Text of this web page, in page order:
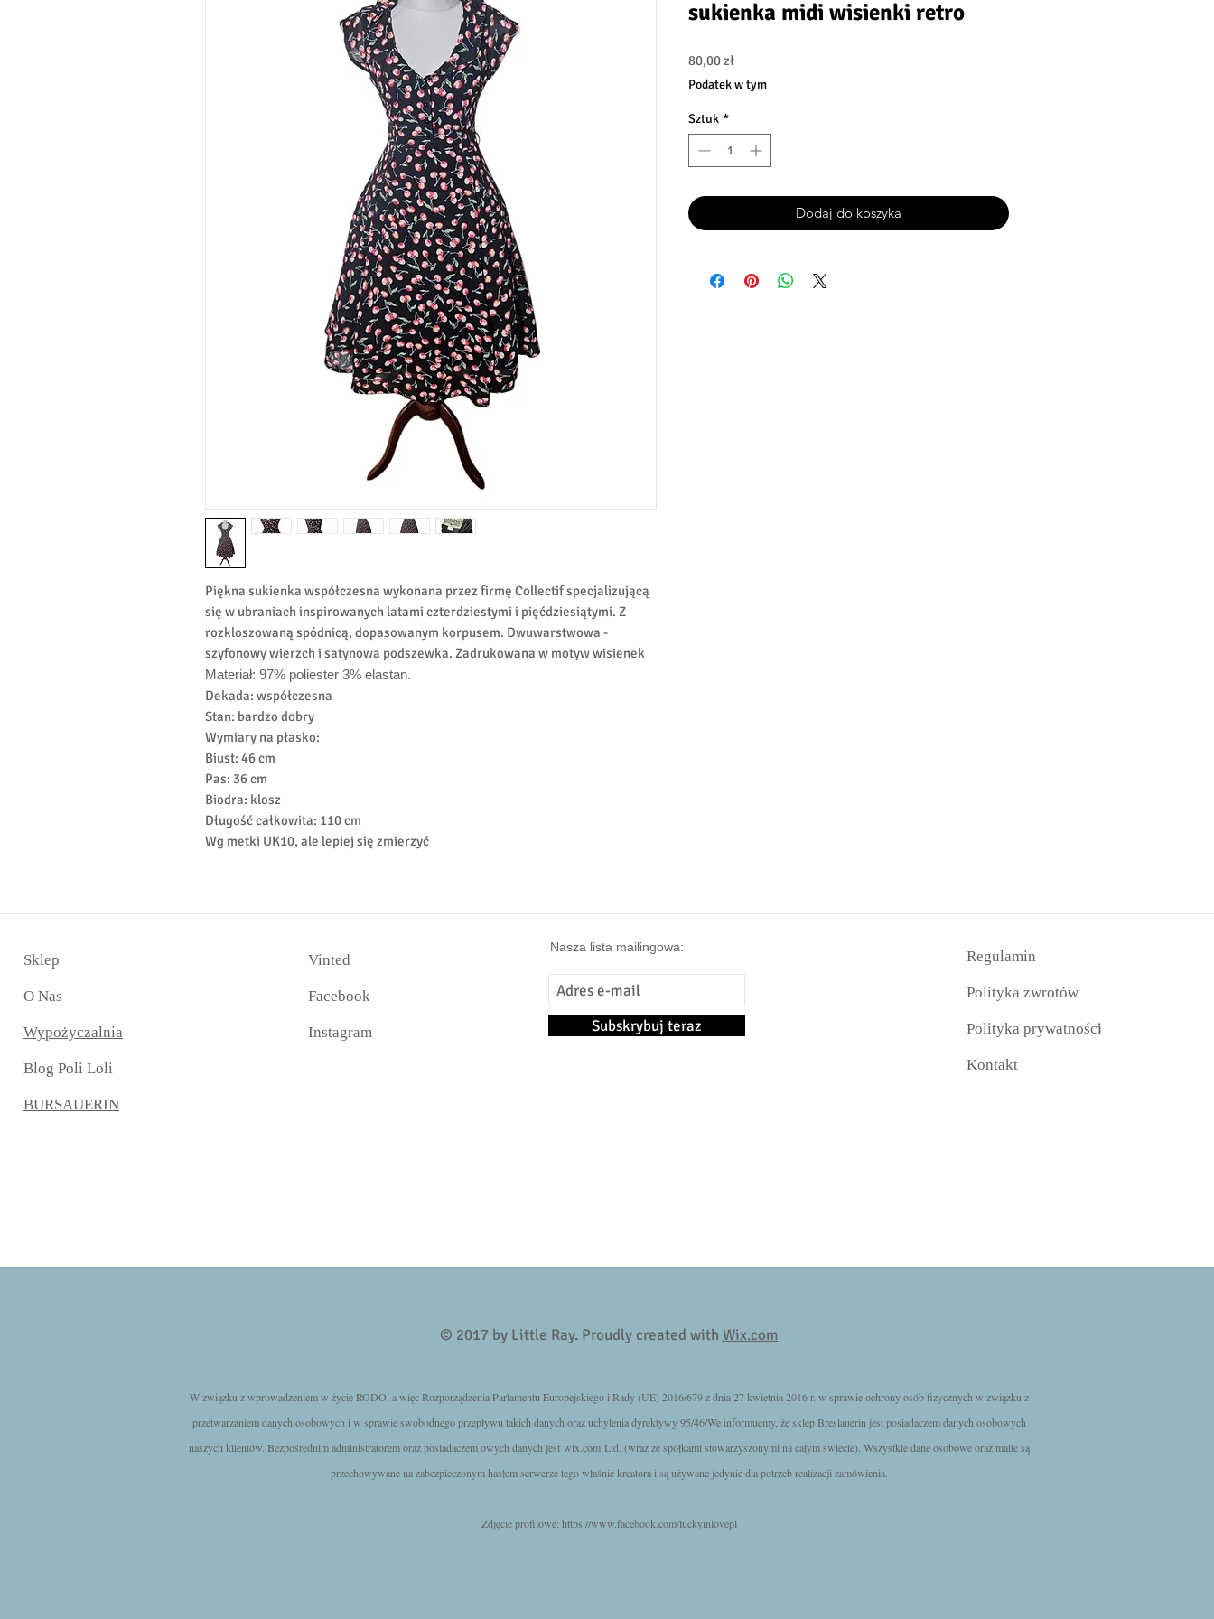
Piękna sukienka współczesna wykonana przez firmę Collectif specjalizującą
się w ubraniach inspirowanych latami czterdziestymi i pięćdziesiątymi. Z
rozkloszowaną spódnicą, dopasowanym korpusem. Dwuwarstwowa -
szyfonowy wierzch i satynowa podszewka. Zadrukowana w motyw wisienek
Materiał: 97% poliester 3% elastan.
Dekada: współczesna
Stan: bardzo dobry
Wymiary na płasko:
Biust: 46 cm
Pas: 36 cm
Biodra: klosz
Długość całkowita: 110 cm
Wg metki UK10, ale lepiej się zmierzyć
sukienka midi wisienki retro
80,00 złCena
Podatek w tym
Sztuk *
Dodaj do koszyka
Sklep
O Nas
Wypożyczalnia
Blog Poli Loli
BURSAUERIN
Vinted​
Facebook
Instagram
Nasza lista mailingowa:
Subskrybuj teraz
Regulamin
Polityka zwrotów
Polityka prywatności
Kontakt
© 2017 by Little Ray. Proudly created with Wix.com
W związku z wprowadzeniem w życie RODO, a więc Rozporządzenia Parlamentu Europejskiego i Rady (UE) 2016/679 z dnia 27 kwietnia 2016 r. w sprawie ochrony osób fizycznych w związku z
przetwarzaniem danych osobowych i w sprawie swobodnego przepływu takich danych oraz uchylenia dyrektywy 95/46/We informuemy, że sklep Breslauerin jest posiadaczem danych osobowych
naszych klientów. Bezpośrednim administratorem oraz posiadaczem owych danych jest wix.comLtd. (wraz ze spółkami stowarzyszonymi na całym świecie). Wszystkie dane osobowe oraz maile są
przechowywane na zabezpieczonym hasłem serwerze tego właśnie kreatora i są używane jedynie dla potrzeb realizacji zamówienia.
Zdjęcie profilowe: https://www.facebook.com/luckyinlovepl